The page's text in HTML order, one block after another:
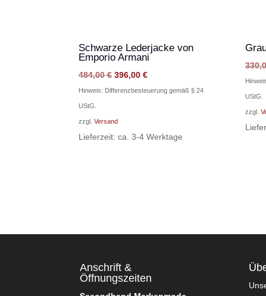
Schwarze Lederjacke von
Emporio Armani
484,00€ Ursprünglicher
Preis
484,00 €
396,00 €Aktueller
Preis
Hinweis: Differenzbesteuerung gemäß § 24
UStG.
zzgl. Versand
Lieferzeit: ca. 3-4 Werktage
UStG.
zzgl.
Anschrift &
Öffnungszeiten